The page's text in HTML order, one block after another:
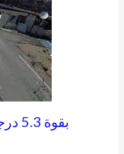
بقوة 5.3 درجة.. زلزال جديد يضرب إثيوبيا